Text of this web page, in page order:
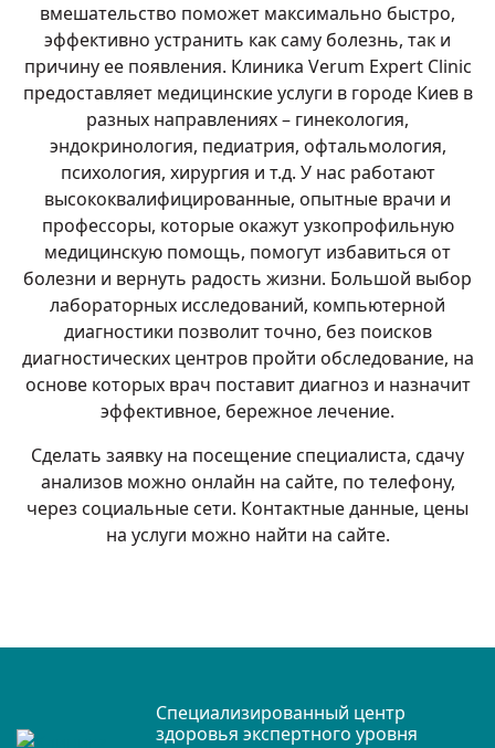
вмешательство поможет максимально быстро,
эффективно устранить как саму болезнь, так и
причину ее появления. Клиника Verum Expert Clinic
предоставляет медицинские услуги в городе Киев в
разных направлениях – гинекология,
эндокринология, педиатрия, офтальмология,
психология, хирургия и т.д. У нас работают
высококвалифицированные, опытные врачи и
профессоры, которые окажут узкопрофильную
медицинскую помощь, помогут избавиться от
болезни и вернуть радость жизни. Большой выбор
лабораторных исследований, компьютерной
диагностики позволит точно, без поисков
диагностических центров пройти обследование, на
основе которых врач поставит диагноз и назначит
эффективное, бережное лечение.
Сделать заявку на посещение специалиста, сдачу
анализов можно онлайн на сайте, по телефону,
через социальные сети. Контактные данные, цены
на услуги можно найти на сайте.
Специализированный центр
здоровья экспертного уровня